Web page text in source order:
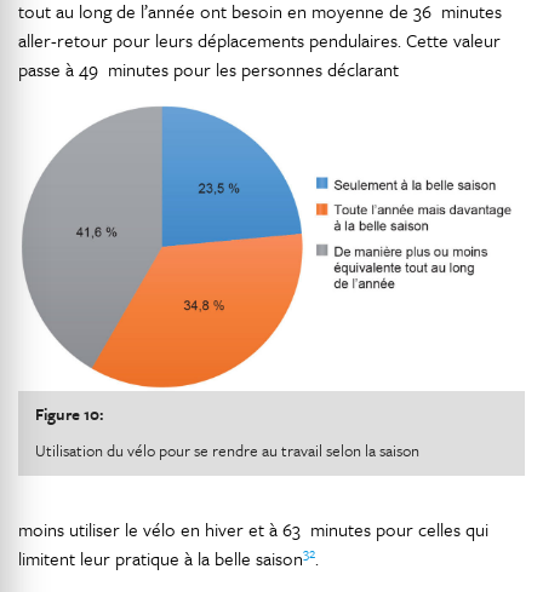
tout au long de l’année ont besoin en moyenne de 36 minutes
aller-retour pour leurs déplacements pendulaires. Cette valeur
passe à 49 minutes pour les personnes déclarant
Figure 10:
Utilisation du vélo pour se rendre au travail selon la saison
moins utiliser le vélo en hiver et à 63 minutes pour celles qui
limitent leur pratique à la belle saison32.